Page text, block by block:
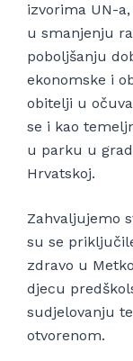
izvorima UN-
u smanjenju
poboljšanju
ekonomske i
obitelji u
se i kao
u parku u
Hrvatskoj.
Zahvaljujemo
su se
zdravo u
djecu
sudjelovanju
otvorenom.